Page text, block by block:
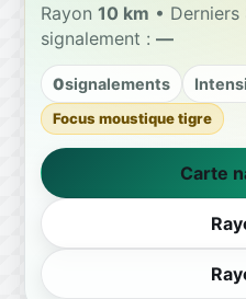
Rayon 10 km • Derniers
signalement : —
0signalements
Focus moustique tigre
Carte